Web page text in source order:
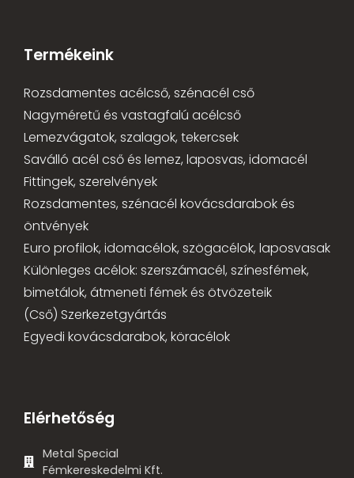
Termékeink
Rozsdamentes acélcső, szénacél cső
Nagyméretű és vastagfalú acélcső
Lemezvágatok, szalagok, tekercsek
Saválló acél cső és lemez, laposvas, idomacél
Fittingek, szerelvények
Rozsdamentes, szénacél kovácsdarabok és
öntvények
Euro profilok, idomacélok, szögacélok, laposvasak
Különleges acélok: szerszámacél, színesfémek,
bimetálok, átmeneti fémek és ötvözeteik
(Cső) Szerkezetgyártás
Egyedi kovácsdarabok, köracélok
Elérhetőség
Metal Special
Fémkereskedelmi Kft.